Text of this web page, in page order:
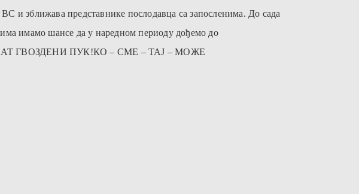
и зближава представнике послодавца са запосленима. До сада
имамо шансе да у наредном периоду дођемо до
ГВОЗДЕНИ ПУК!КО – СМЕ – ТАЈ – МОЖЕ